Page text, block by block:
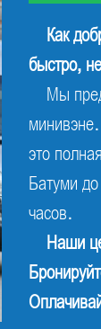
Как
быстро,
Мы
это
Батуми
часов.
Наши